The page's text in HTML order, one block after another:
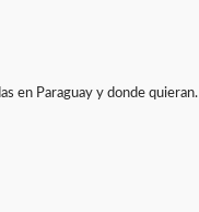
en Paraguay y donde quieran.